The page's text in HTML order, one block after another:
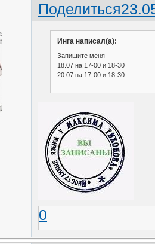
Поделиться
Инга написал(а):
Запишите меня
18.07 на 17-00 и 18-30
20.07 на 17-00 и 18-30
0